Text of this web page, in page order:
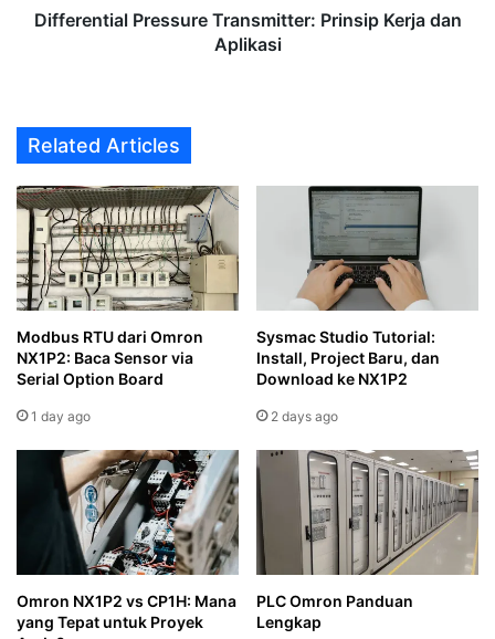
Differential Pressure Transmitter: Prinsip Kerja dan
Aplikasi
Related Articles
Modbus RTU dari Omron
NX1P2: Baca Sensor via
Serial Option Board
1 day ago
Sysmac Studio Tutorial:
Install, Project Baru, dan
Download ke NX1P2
2 days ago
Omron NX1P2 vs CP1H: Mana
yang Tepat untuk Proyek
PLC Omron Panduan
Lengkap